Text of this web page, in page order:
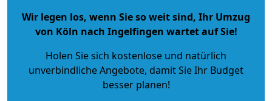
Wir legen los, wenn Sie so weit sind, Ihr Umzug
von Köln nach Ingelfingen wartet auf Sie!
Holen Sie sich kostenlose und natürlich
unverbindliche Angebote, damit Sie Ihr Budget
besser planen!